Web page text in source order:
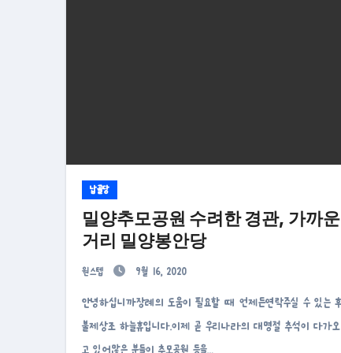
납골당
밀양추모공원 수려한 경관, 가까운
거리 밀양봉안당
원스텝 9월 16, 2020
안녕하십니까장례의 도움이 필요할 때 언제든연락주실 수 있는 후
불제상조 하늘휴입니다.이제 곧 우리나라의 대명절 추석이 다가오
고 있어많은 분들이 추모공원 등을…